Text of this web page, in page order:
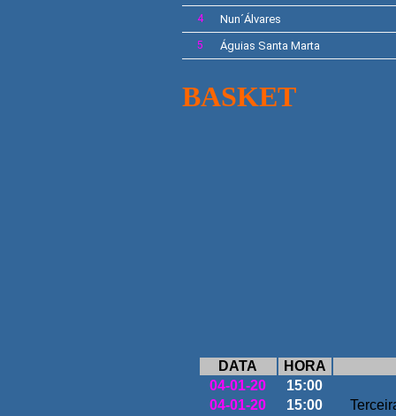
4 Nun´Álvares
5 Águias Santa Marta
BASKET
DATA
HORA
04-01-20
15:00
04-01-20
15:00